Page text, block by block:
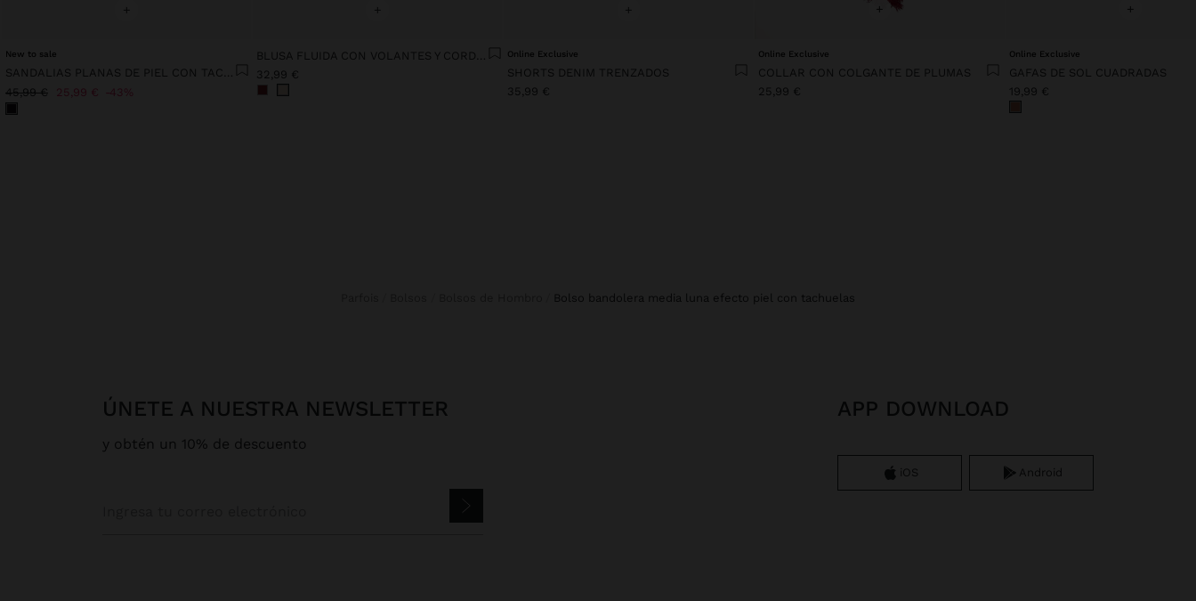
+
New to sale
45,99 € 25,99 € 43%
+
32,99 €
+
Online Exclusive
SHORTS DENIM TRENZADOS
35,99 €
+
Online Exclusive
COLLAR CON COLGANTE DE PLUMAS
25,99 €
+
Online Exclusive
GAFAS DE SOL CUADRADAS
19,99 €
bolso bandolera media luna efecto piel con tachuelas
ÚNETE A NUESTRA NEWSLETTER
y obtén un 10% de descuento
APP DOWNLOAD
iOS Android